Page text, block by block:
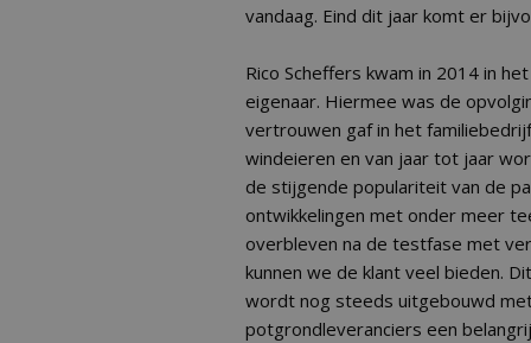
vandaag. Eind dit jaar komt er
Rico Scheffers kwam in 2014 in
eigenaar. Hiermee was de
vertrouwen gaf in het
windeieren en van jaar tot jaar
de stijgende populariteit van de
ontwikkelingen met onder meer
overbleven na de testfase met
kunnen we de klant veel bieden.
wordt nog steeds uitgebouwd
potgrondleveranciers een